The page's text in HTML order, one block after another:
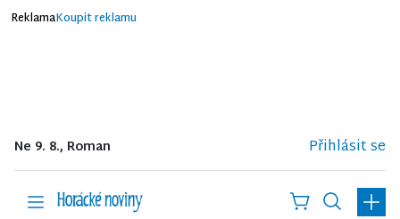
ReklamaKoupit reklamu
Ne 9. 8., Roman Přihlásit se